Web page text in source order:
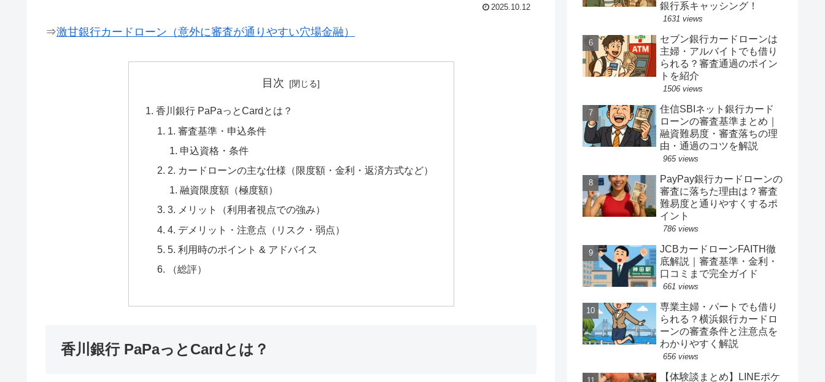
2025.10.12
⇒激甘銀行カードローン（意外に審査が通りやすい穴場金融）
目次
香川銀行 PaPaっとCardとは？
1. 審査基準・申込条件
申込資格・条件
2. カードローンの主な仕様（限度額・金利・返済方式など）
融資限度額（極度額）
3. メリット（利用者視点での強み）
4. デメリット・注意点（リスク・弱点）
5. 利用時のポイント & アドバイス
（総評）
香川銀行 PaPaっとCardとは？
銀行系キャッシング！
1631 views
セブン銀行カードローンは
主婦・アルバイトでも借り
られる？審査通過のポイン
トを紹介
1506 views
住信SBIネット銀行カード
ローンの審査基準まとめ｜
融資難易度・審査落ちの理
由・通過のコツを解説
965 views
PayPay銀行カードローンの
審査に落ちた理由は？審査
難易度と通りやすくするポ
イント
786 views
JCBカードローンFAITH徹
底解説｜審査基準・金利・
口コミまで完全ガイド
661 views
専業主婦・パートでも借り
られる？横浜銀行カードロ
ーンの審査条件と注意点を
わかりやすく解説
656 views
【体験談まとめ】LINEポケ